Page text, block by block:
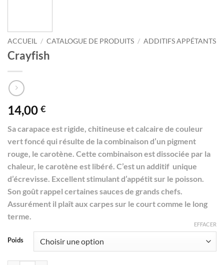
ACCUEIL / CATALOGUE DE PRODUITS / ADDITIFS APPÉTANTS
Crayfish
14,00 €
Sa carapace est rigide, chitineuse et calcaire de couleur
vert foncé qui résulte de la combinaison d’un pigment
rouge, le carotène. Cette combinaison est dissociée par la
chaleur, le carotène est libéré. C’est un additif unique
d’écrevisse. Excellent stimulant d’appétit sur le poisson.
Son goût rappel certaines sauces de grands chefs.
Assurément il plaît aux carpes sur le court comme le long
terme.
Poids
EFFACER